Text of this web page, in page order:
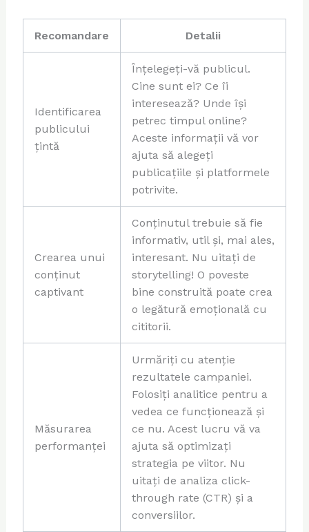
Recomandare Detalii
Identificarea
publicului
țintă
Înțelegeți-vă publicul.
Cine sunt ei? Ce îi
interesează? Unde își
petrec timpul online?
Aceste informații vă vor
ajuta să alegeți
publicațiile și platformele
potrivite.
Crearea unui
conținut
captivant
Conținutul trebuie să fie
informativ, util și, mai ales,
interesant. Nu uitați de
storytelling! O poveste
bine construită poate crea
o legătură emoțională cu
cititorii.
Măsurarea
performanței
Urmăriți cu atenție
rezultatele campaniei.
Folosiți analitice pentru a
vedea ce funcționează și
ce nu. Acest lucru vă va
ajuta să optimizați
strategia pe viitor. Nu
uitați de analiza click-
through rate (CTR) și a
conversiilor.